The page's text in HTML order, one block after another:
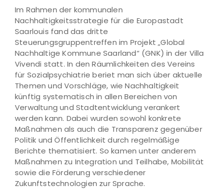
Im Rahmen der kommunalen
Nachhaltigkeitsstrategie für die Europastadt
Saarlouis fand das dritte
Steuerungsgruppentreffen im Projekt „Global
Nachhaltige Kommune Saarland“ (GNK) in der Villa
Vivendi statt. In den Räumlichkeiten des Vereins
für Sozialpsychiatrie beriet man sich über aktuelle
Themen und Vorschläge, wie Nachhaltigkeit
künftig systematisch in allen Bereichen von
Verwaltung und Stadtentwicklung verankert
werden kann. Dabei wurden sowohl konkrete
Maßnahmen als auch die Transparenz gegenüber
Politik und Öffentlichkeit durch regelmäßige
Berichte thematisiert. So kamen unter anderem
Maßnahmen zu Integration und Teilhabe, Mobilität
sowie die Förderung verschiedener
Zukunftstechnologien zur Sprache.